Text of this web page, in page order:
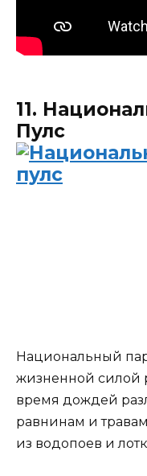
11.
Пулс
Национальный
жизненной силой
время дождей
равнинам и
из водопоев и